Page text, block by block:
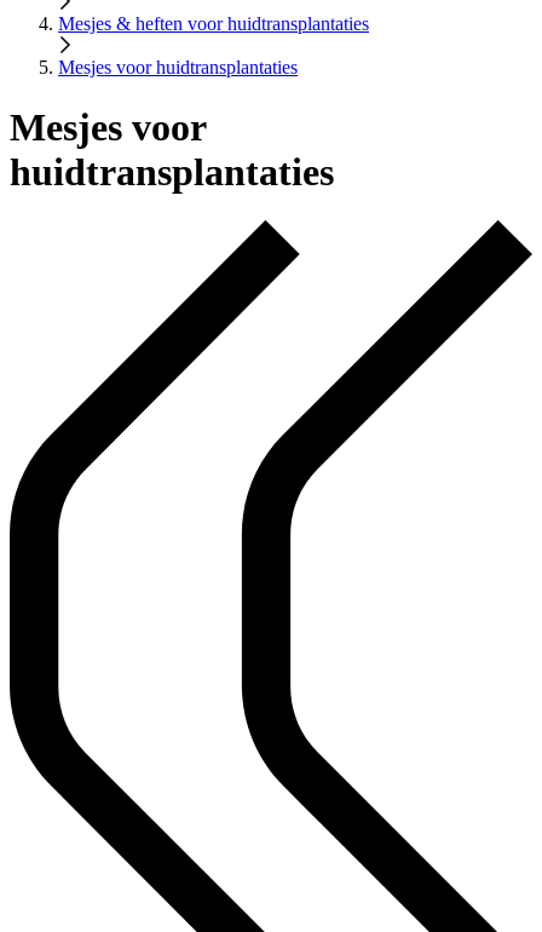
Mesjes & heften voor huidtransplantaties
Mesjes voor huidtransplantaties
Mesjes voor
huidtransplantaties